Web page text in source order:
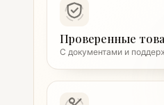
Проверенные
С документами и